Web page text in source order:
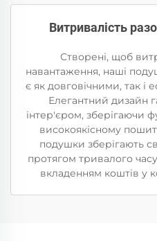
Витривалість
Створені, щоб
навантаження, наші
є як довговічними, так і
Елегантний дизайн
інтер'єром, зберігаючи
високоякісному
подушки зберігають
протягом тривалого
вкладенням коштів у